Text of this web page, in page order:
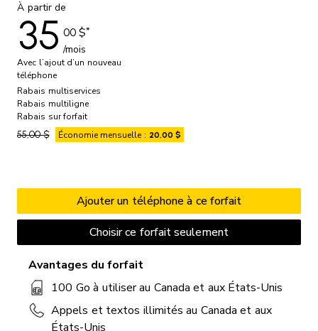
À partir de
35 00 $*
/mois
Avec l’ajout d’un nouveau
téléphone
Rabais multiservices
Rabais multiligne
Rabais sur forfait
55,00 $ Économie mensuelle : 20,00 $
Avantages du forfait
100 Go à utiliser au Canada et aux États-Unis
Appels et textos illimités au Canada et aux
États-Unis